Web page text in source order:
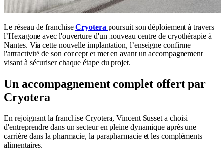
Le réseau de franchise Cryotera poursuit son déploiement à travers
l’Hexagone avec l'ouverture d'un nouveau centre de cryothérapie à
Nantes. Via cette nouvelle implantation, l’enseigne confirme
l'attractivité de son concept et met en avant un accompagnement
visant à sécuriser chaque étape du projet.
Un accompagnement complet offert par
Cryotera
En rejoignant la franchise Cryotera, Vincent Susset a choisi
d'entreprendre dans un secteur en pleine dynamique après une
carrière dans la pharmacie, la parapharmacie et les compléments
alimentaires.